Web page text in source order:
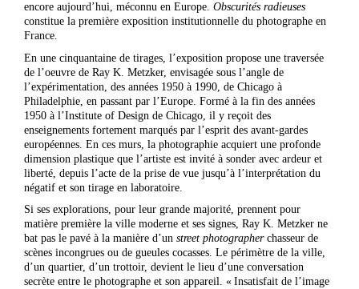
encore aujourd’hui, méconnu en Europe. Obscurités radieuses
constitue la première exposition institutionnelle du photographe en
France.
En une cinquantaine de tirages, l’exposition propose une traversée
de l’oeuvre de Ray K. Metzker, envisagée sous l’angle de
l’expérimentation, des années 1950 à 1990, de Chicago à
Philadelphie, en passant par l’Europe. Formé à la fin des années
1950 à l’Institute of Design de Chicago, il y reçoit des
enseignements fortement marqués par l’esprit des avant-gardes
européennes. En ces murs, la photographie acquiert une profonde
dimension plastique que l’artiste est invité à sonder avec ardeur et
liberté, depuis l’acte de la prise de vue jusqu’à l’interprétation du
négatif et son tirage en laboratoire.
Si ses explorations, pour leur grande majorité, prennent pour
matière première la ville moderne et ses signes, Ray K. Metzker ne
bat pas le pavé à la manière d’un street photographerchasseur de
scènes incongrues ou de gueules cocasses. Le périmètre de la ville,
d’un quartier, d’un trottoir, devient le lieu d’une conversation
secrète entre le photographe et son appareil. « Insatisfait de l’image